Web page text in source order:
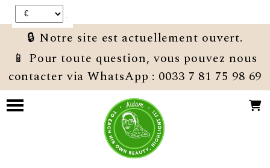
🔒 Notre site est actuellement ouvert.
📱 Pour toute question, vous pouvez nous
contacter via WhatsApp : 0033 7 81 75 98 69
Panneau de gestion des cookies